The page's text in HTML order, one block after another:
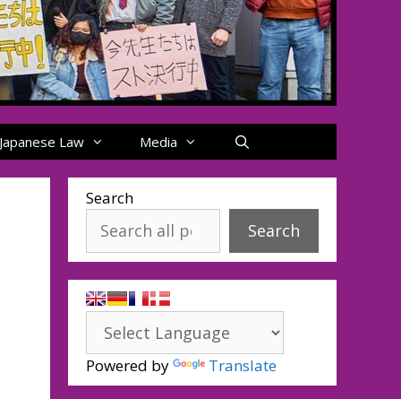
Japanese Law Media
Search
Search
Powered by Translate